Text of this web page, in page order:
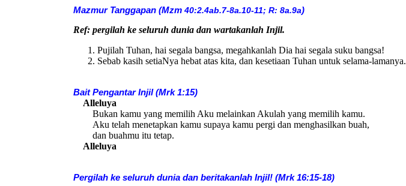
Mazmur Tanggapan (Mzm 40:2.4ab.7-8a.10-11; R: 8a.9a)
Ref: pergilah ke seluruh dunia dan wartakanlah Injil.
Pujilah Tuhan, hai segala bangsa, megahkanlah Dia hai segala suku bangsa!
Sebab kasih setiaNya hebat atas kita, dan kesetiaan Tuhan untuk selama-lamanya.
Bait Pengantar Injil (Mrk 1:15)
Alleluya
Bukan kamu yang memilih Aku melainkan Akulah yang memilih kamu.
Aku telah menetapkan kamu supaya kamu pergi dan menghasilkan buah,
dan buahmu itu tetap.
Alleluya
Pergilah ke seluruh dunia dan beritakanlah Injil! (Mrk 16:15-18)